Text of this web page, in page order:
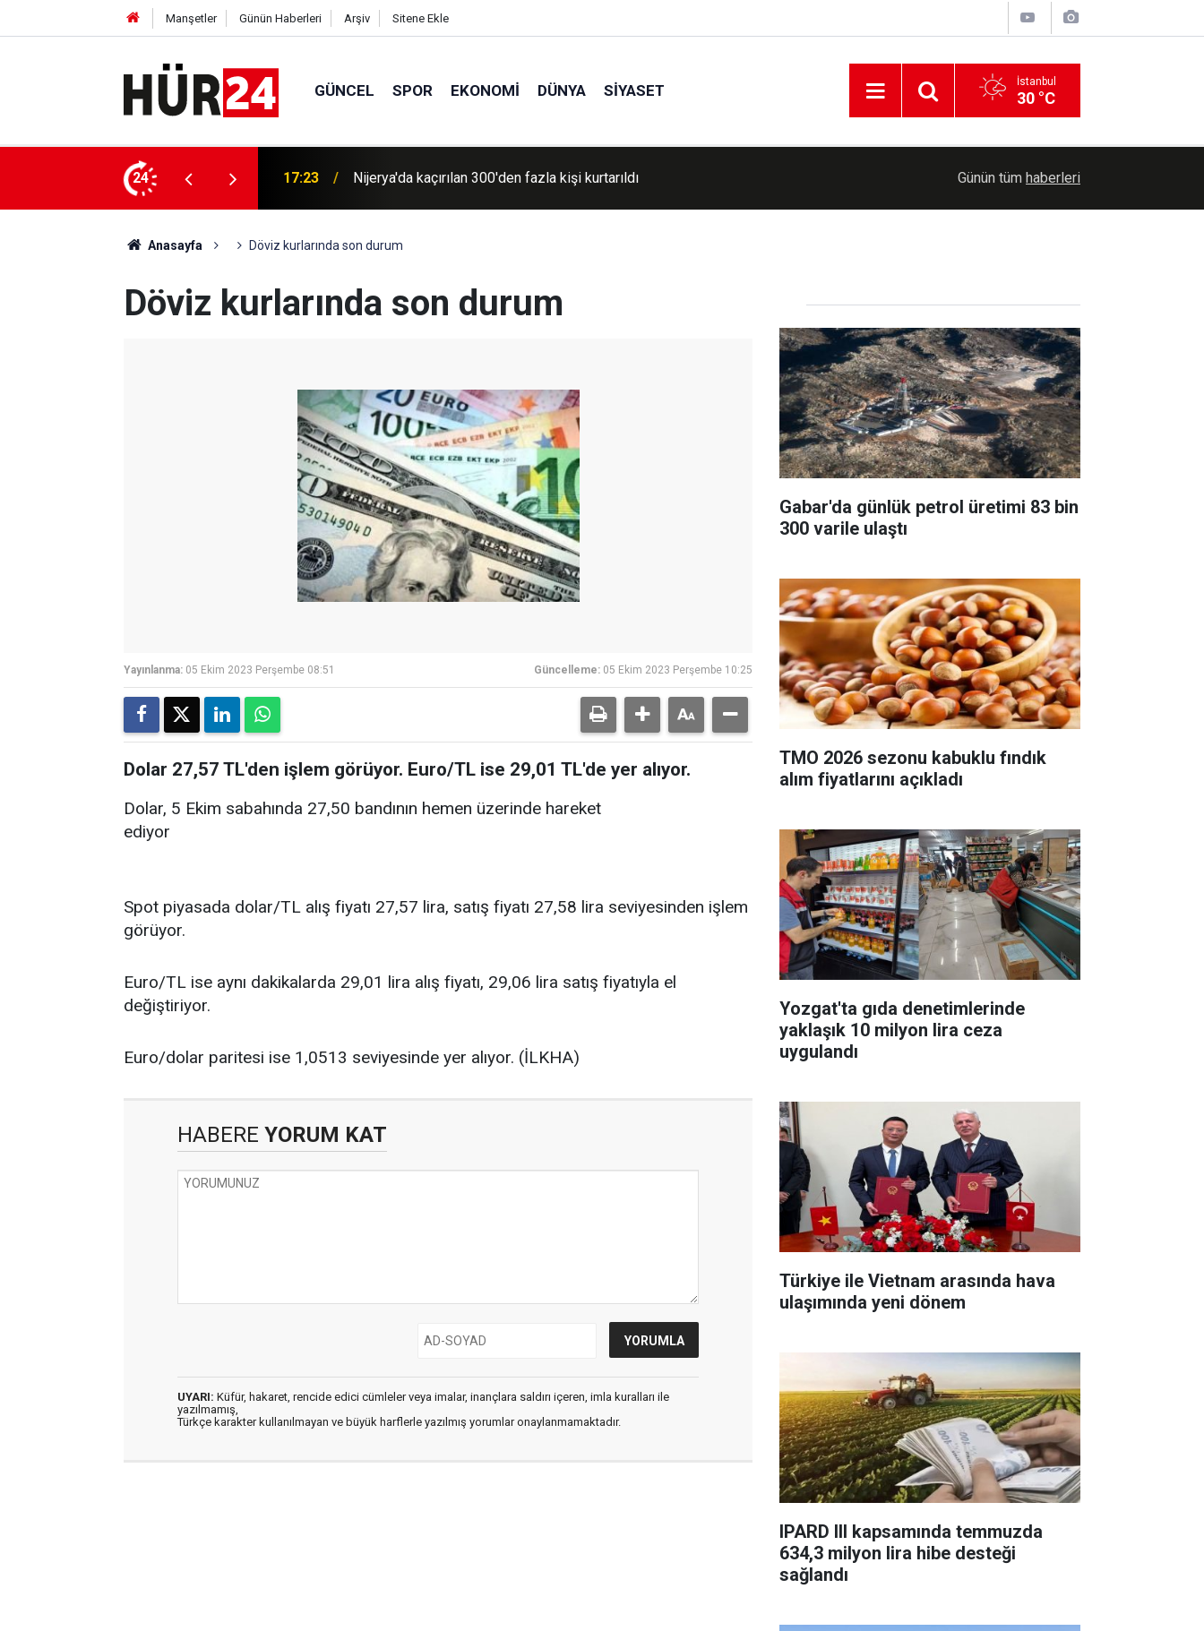
Manşetler Günün Haberleri Arşiv Sitene Ekle
GÜNCEL SPOR EKONOMI DÜNYA SIYASET İstanbul
30 °C
24 17:23 Kur'an kursu öğrencilerine trafik kuralları eğitimi verildi Malatya'nın asırlık lezzeti dut pekmezi kış
Günün tüm haberleri
Anasayfa Döviz kurlarında son durum
Döviz kurlarında son durum
Yayınlanma: 05 Ekim 2023 Perşembe 08:51 Güncelleme: 05 Ekim 2023 Perşembe 10:25
Dolar 27,57 TL'den işlem görüyor. Euro/TL ise 29,01 TL'de yer alıyor.
Dolar, 5 Ekim sabahında 27,50 bandının hemen üzerinde hareket
ediyor
Spot piyasada dolar/TL alış fiyatı 27,57 lira, satış fiyatı 27,58 lira seviyesinden işlem
görüyor.
Euro/TL ise aynı dakikalarda 29,01 lira alış fiyatı, 29,06 lira satış fiyatıyla el
değiştiriyor.
Euro/dolar paritesi ise 1,0513 seviyesinde yer alıyor. (İLKHA)
HABERE YORUM KAT
UYARI: Küfür, hakaret, rencide edici cümleler veya imalar, inançlara saldırı içeren, imla kuralları ile
yazılmamış,
Türkçe karakter kullanılmayan ve büyük harflerle yazılmış yorumlar onaylanmamaktadır.
Gabar'da günlük petrol üretimi 83 bin
300 varile ulaştı
TMO 2026 sezonu kabuklu fındık
alım fiyatlarını açıkladı
Yozgat'ta gıda denetimlerinde
yaklaşık 10 milyon lira ceza
uygulandı
Türkiye ile Vietnam arasında hava
ulaşımında yeni dönem
IPARD III kapsamında temmuzda
634,3 milyon lira hibe desteği
sağlandı